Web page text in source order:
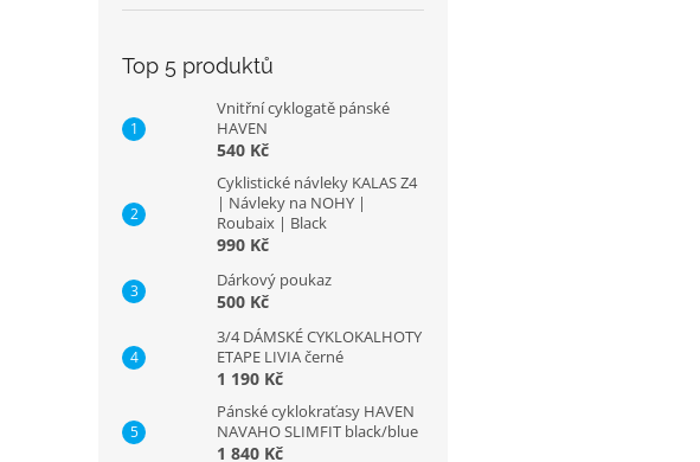
Top 5 produktů
Vnitřní cyklogatě pánské
HAVEN
540 Kč
Cyklistické návleky KALAS Z4
| Návleky na NOHY |
Roubaix | Black
990 Kč
Dárkový poukaz
500 Kč
3/4 DÁMSKÉ CYKLOKALHOTY
ETAPE LIVIA černé
1 190 Kč
Pánské cyklokraťasy HAVEN
NAVAHO SLIMFIT black/blue
1 840 Kč